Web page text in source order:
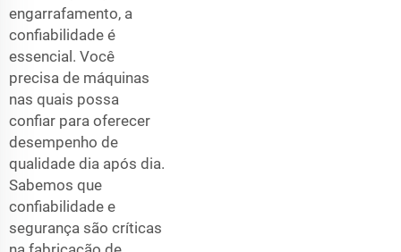
engarrafamento, a
confiabilidade é
essencial. Você
precisa de máquinas
nas quais possa
confiar para oferecer
desempenho de
qualidade dia após dia.
Sabemos que
confiabilidade e
segurança são críticas